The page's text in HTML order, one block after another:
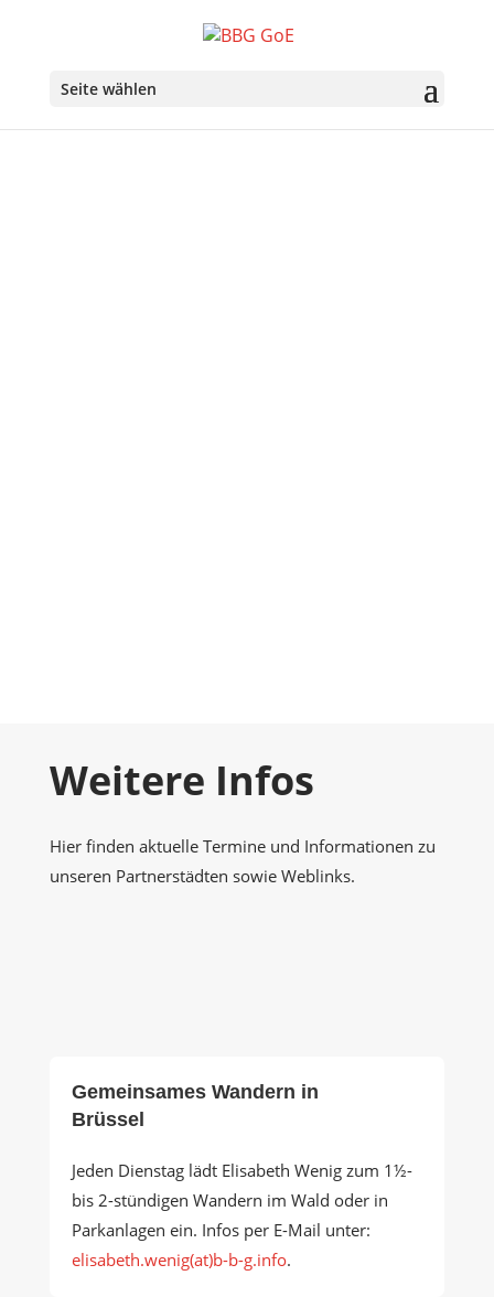
Seite wählen
Weitere Infos
Hier finden aktuelle Termine und Informationen zu
unseren Partnerstädten sowie Weblinks.
Gemeinsames Wandern in
Brüssel
Jeden Dienstag lädt Elisabeth Wenig zum 1½-
bis 2-stündigen Wandern im Wald oder in
Parkanlagen ein. Infos per E-Mail unter:
elisabeth.wenig(at)b-b-g.info.